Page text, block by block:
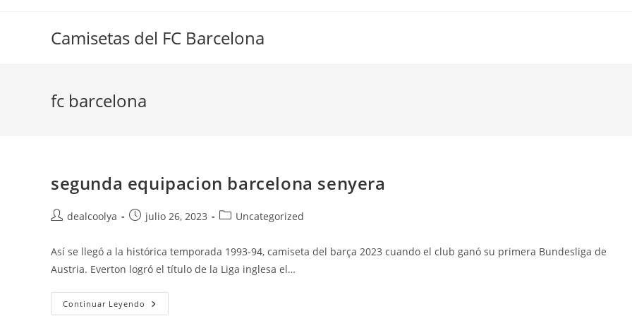
Camisetas del FC Barcelona
fc barcelona
segunda equipacion barcelona senyera
Autor
la
entrada:
dealcoolya
Publicación
la
entrada:
julio 26, 2023
Categoría
entrada:
Uncategorized
Así se llegó a la histórica temporada 1993-94, camiseta del barça 2023 cuando el club ganó su primera Bundesliga de
Austria. Everton logró el título de la Liga inglesa el…
Continuar Leyendo Segunda